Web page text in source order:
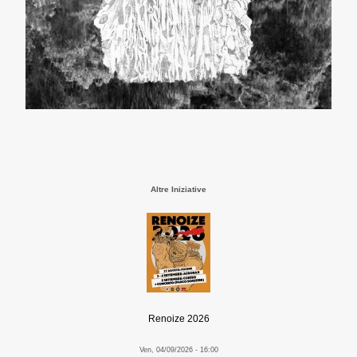
Altre Iniziative
Renoize 2026
Ven, 04/09/2026 - 16:00